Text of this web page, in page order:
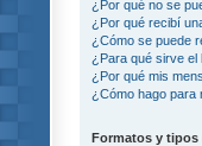
¿Por qué no se
¿Por qué recibí
¿Cómo se puede
¿Para qué sirve el
¿Por qué mis
¿Cómo hago para
Formatos y tipos